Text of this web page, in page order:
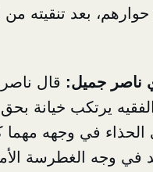
حوارهم، بعد تنقيته
ناصر جميل: قال
يرتكب خيانة
في وجهه مهما
في وجه الغطرسة